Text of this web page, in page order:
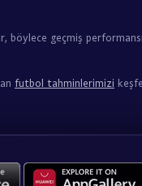
geçmiş
futbol tahminlerimizi